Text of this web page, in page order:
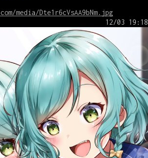
media/Dte1r6cVsAA9bNm.jpg